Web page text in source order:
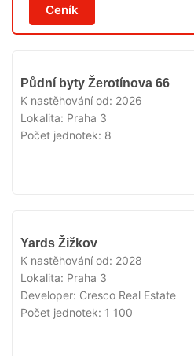
Ceník
Půdní byty Žerotínova 66
K nastěhování od: 2026
Lokalita: Praha 3
Počet jednotek: 8
Yards Žižkov
K nastěhování od: 2028
Lokalita: Praha 3
Developer: Cresco Real Estate
Počet jednotek: 1 100